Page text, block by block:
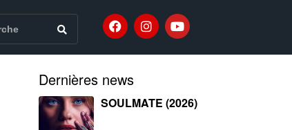
Dernières news
SOULMATE (2026)